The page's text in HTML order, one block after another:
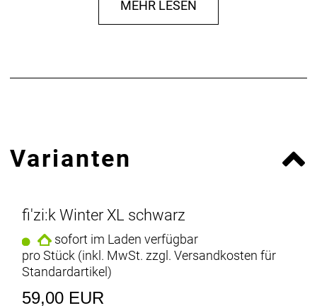
MEHR LESEN
Varianten
fi'zi:k Winter XL schwarz
sofort im Laden verfügbar
pro Stück (inkl. MwSt. zzgl. Versandkosten für
Standardartikel)
59,00 EUR